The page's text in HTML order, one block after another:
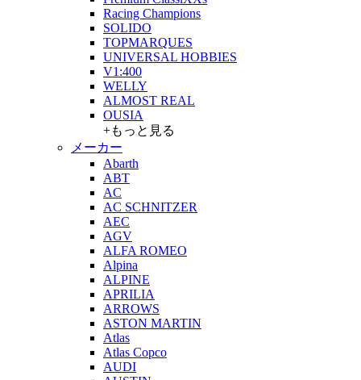
Racing Champions
SOLIDO
TOPMARQUES
UNIVERSAL HOBBIES
V1:400
WELLY
ALMOST REAL
OUSIA
+もっと見る
メーカー
Abarth
ABT
AC
AC SCHNITZER
AEC
AGV
ALFA ROMEO
Alpina
ALPINE
APRILIA
ARROWS
ASTON MARTIN
Atlas
Atlas Copco
AUDI